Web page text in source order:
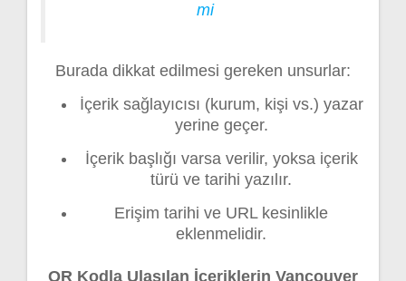
mi
Burada dikkat edilmesi gereken unsurlar:
İçerik sağlayıcısı (kurum, kişi vs.) yazar
yerine geçer.
İçerik başlığı varsa verilir, yoksa içerik
türü ve tarihi yazılır.
Erişim tarihi ve URL kesinlikle
eklenmelidir.
QR Kodla Ulaşılan İçeriklerin Vancouver